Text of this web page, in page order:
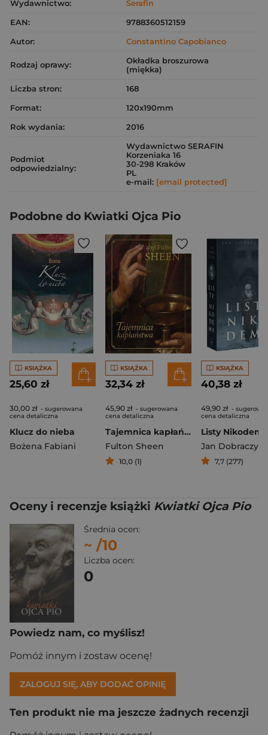
Wydawnictwo:
Serafin
EAN:
9788360512159
Autor:
Constantino Capobianco
Rodzaj oprawy:
Okładka broszurowa
(miękka)
Liczba stron:
168
Format:
120x190mm
Rok wydania:
2016
Podmiot
odpowiedzialny:
Wydawnictwo SERAFIN
Korzeniaka 16
30-298 Kraków
PL
e-mail: [email protected]
Podobne do Kwiatki Ojca Pio
KSIĄŻKA
25,60 zł
30,00 zł - sugerowana
cena detaliczna
Klucz do nieba
Bożena Fabiani
KSIĄŻKA
32,34 zł
45,90 zł - sugerowana
cena detaliczna
Tajemnica kapłaństwa
Fulton Sheen
10,0 (1)
KSIĄŻKA
40,38 zł
49,90 zł -
cena detaliczna
Listy Nikodema
Jan
7,7 (277)
Oceny i recenzje książki Kwiatki Ojca Pio
Średnia ocen:
~ /10
Liczba ocen:
0
Powiedz nam, co myślisz!
Pomóż innym i zostaw ocenę!
ZALOGUJ SIĘ, ABY DODAĆ OPINIĘ
Ten produkt nie ma jeszcze żadnych recenzji